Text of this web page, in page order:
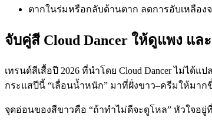
ตากในร่มหรือกลับด้านตาก ลดการอับเหลือง
จับคู่สี Cloud Dancer ให้ดูแพง แ
เทรนด์สีเสื้อปี 2026 ที่นำโดย Cloud Dancer ไม่ไ
กระแสปีนี้ “เลื่อนน้ำหนัก” มาที่ฝั่งขาว–ครีมให้มา
จุดอ่อนของสีขาวคือ “ถ้าทำไม่ดีจะดูโหล” หัวใจอ